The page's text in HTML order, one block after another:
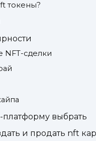
токены?
сделки
выбрать
и продать nft